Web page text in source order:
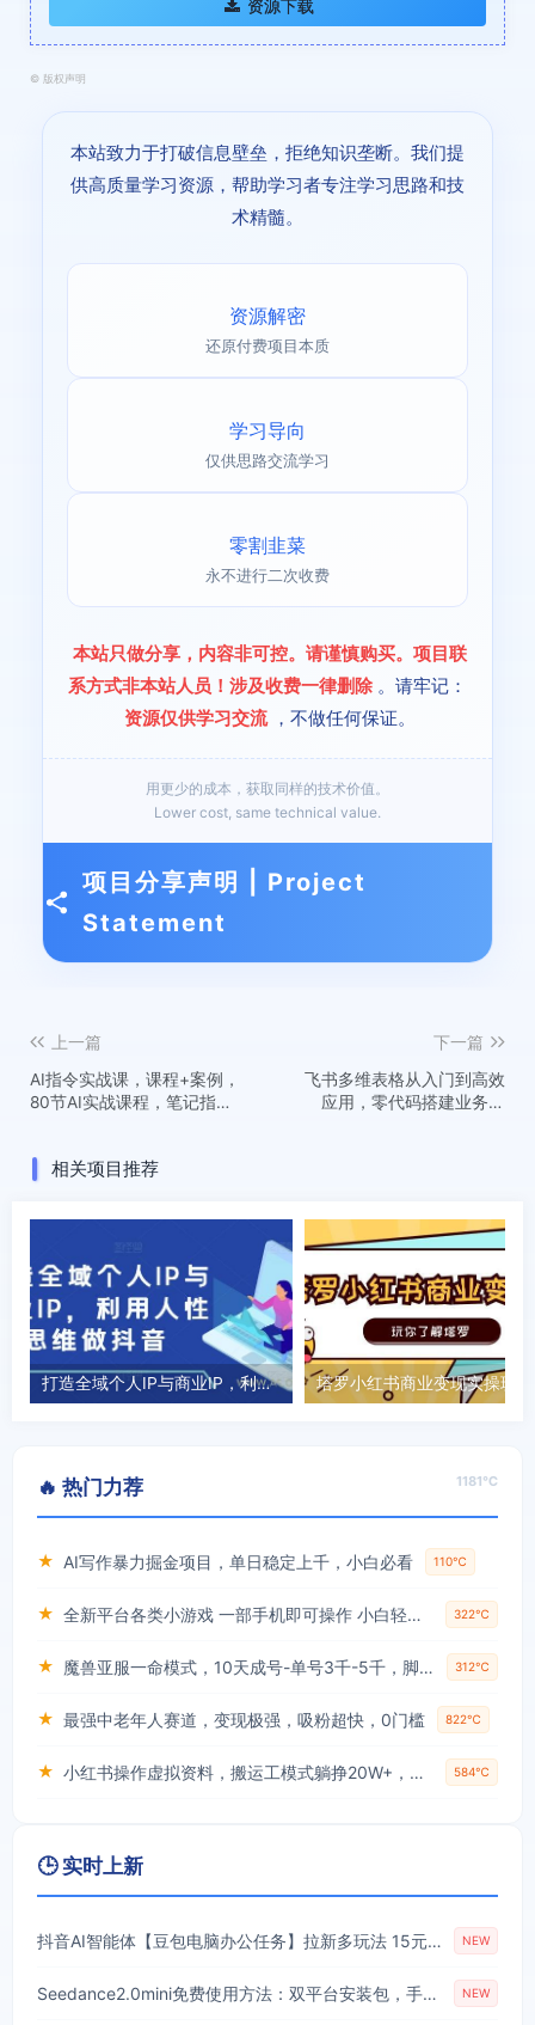
资源下载
© 版权声明
本站致力于打破信息壁垒，拒绝知识垄断。我们提
供高质量学习资源，帮助学习者专注学习思路和技
术精髓。
资源解密
还原付费项目本质
学习导向
仅供思路交流学习
零割韭菜
永不进行二次收费
本站只做分享，内容非可控。请谨慎购买。项目联
系方式非本站人员！涉及收费一律删除 。请牢记：
资源仅供学习交流 ，不做任何保证。
用更少的成本，获取同样的技术价值。
Lower cost, same technical value.
项目分享声明 | Project
Statement
上一篇
AI指令实战课，课程+案例，
80节AI实战课程，笔记指令
下一篇
飞书多维表格从入门到高效
应用，零代码搭建业务系
相关项目推荐
打造全域个人IP与商业IP，利用人性思维做抖音
🔥 热门力荐 1181℃
★ AI写作暴力掘金项目，单日稳定上千，小白必看 110℃
★ 全新平台各类小游戏 一部手机即可操作 小白轻松上手 长期稳定 居家月入过万！！！ 322℃
★ 魔兽亚服一命模式，10天成号-单号3千-5千，脚本全自动操作，保姆级教学【揭秘】 312℃
★ 最强中老年人赛道，变现极强，吸粉超快，0门槛 822℃
★ 小红书操作虚拟资料，搬运工模式躺挣20W+，互联网的低成本路子！ 584℃
🕒 实时上新
抖音AI智能体【豆包电脑办公任务】拉新多玩法 15元/个，无需剪辑，无脑收益 NEW
Seedance2.0mini免费使用方法：双平台安装包，手把手教你免费启用工具 NEW